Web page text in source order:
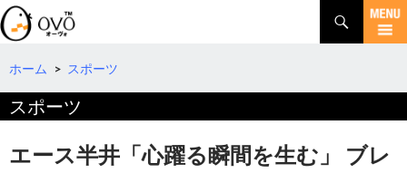
検
索
コ
テ
へ
動
ホーム > スポーツ
スポーツ
エース半井「心躍る瞬間を生む」 ブレ